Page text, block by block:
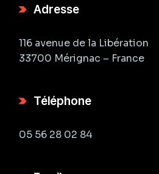
Adresse
116 avenue de la Libération
33700 Mérignac – France
Téléphone
05 56 28 02 84